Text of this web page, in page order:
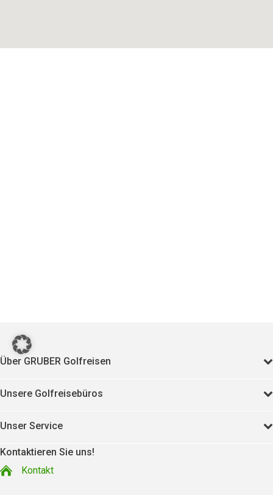
Über GRUBER Golfreisen
Unsere Golfreisebüros
Unser Service
Kontaktieren Sie uns!
Kontakt